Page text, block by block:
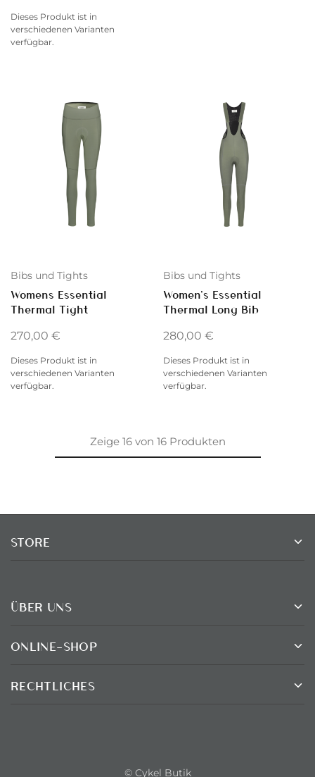
Dieses Produkt ist in
verschiedenen Varianten
verfügbar.
Bibs und Tights
Womens Essential
Thermal Tight
270,00 €
Dieses Produkt ist in
verschiedenen Varianten
verfügbar.
Bibs und Tights
Women’s Essential
Thermal Long Bib
280,00 €
Dieses Produkt ist in
verschiedenen Varianten
verfügbar.
Zeige16 von 16 Produkten
STORE
ÜBER UNS
ONLINE-SHOP
RECHTLICHES
© Cykel Butik